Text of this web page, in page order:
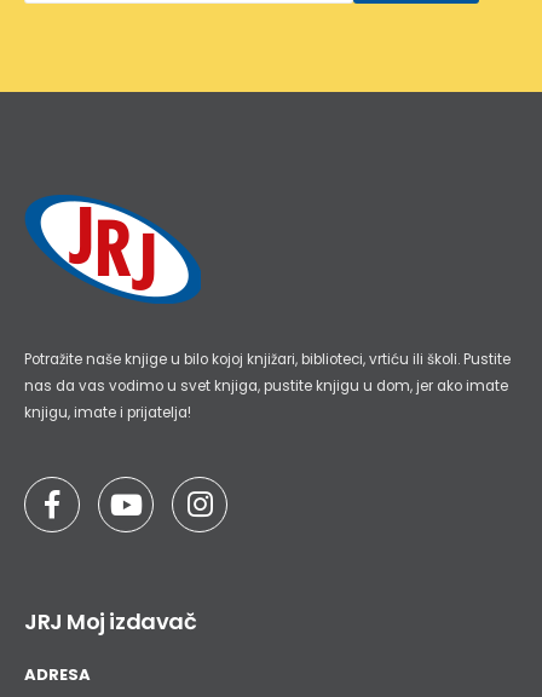
Potražite naše knjige u bilo kojoj knjižari, biblioteci, vrtiću ili školi. Pustite
nas da vas vodimo u svet knjiga, pustite knjigu u dom, jer ako imate
knjigu, imate i prijatelja!
JRJ Moj izdavač
ADRESA